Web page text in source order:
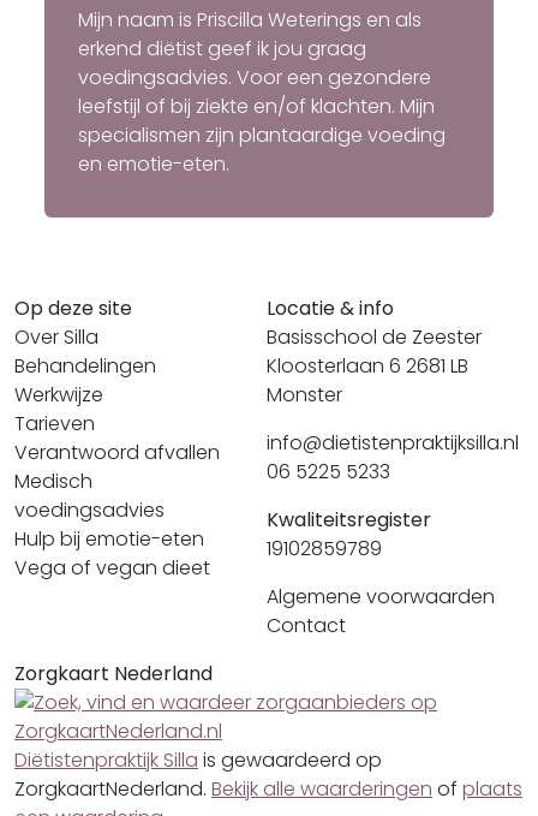
Mijn naam is Priscilla Weterings en als
erkend diëtist geef ik jou graag
voedingsadvies. Voor een gezondere
leefstijl of bij ziekte en/of klachten. Mijn
specialismen zijn plantaardige voeding
en emotie-eten.
Op deze site
Over Silla
Behandelingen
Werkwijze
Tarieven
Verantwoord afvallen
Medisch
voedingsadvies
Hulp bij emotie-eten
Vega of vegan dieet
Locatie & info
Basisschool de Zeester
Kloosterlaan 6 2681 LB
Monster
info@dietistenpraktijksilla.nl
06 5225 5233
Kwaliteitsregister
19102859789
Algemene voorwaarden
Contact
Zorgkaart Nederland
Diëtistenpraktijk Silla is gewaardeerd op
ZorgkaartNederland. Bekijk alle waarderingen of plaats